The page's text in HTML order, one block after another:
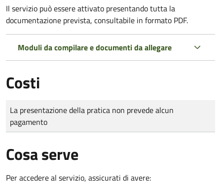
Il servizio può essere attivato presentando tutta la
documentazione prevista, consultabile in formato PDF.
Moduli da compilare e documenti da allegare
Costi
Tipo di pagamento
Importo
La presentazione della pratica non prevede alcun
pagamento
Cosa serve
Per accedere al servizio, assicurati di avere: